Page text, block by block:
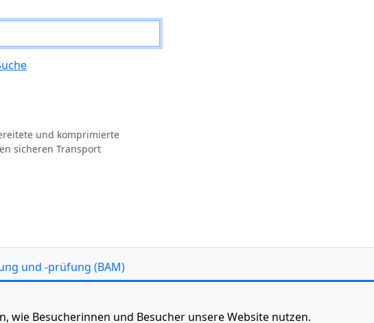
und komprimierte
sicheren Transport
und-prüfung (BAM)
Besucherinnen und Besucher unsere Website nutzen.